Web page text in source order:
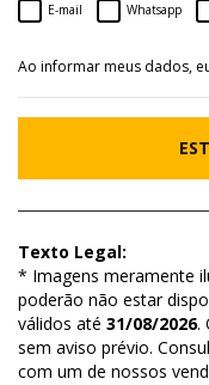
E-mail Whatsapp
Ao informar meus dados,
Texto Legal:
* Imagens meramente
poderão não estar
válidos até 31/08/2026.
sem aviso prévio.
com um de nossos